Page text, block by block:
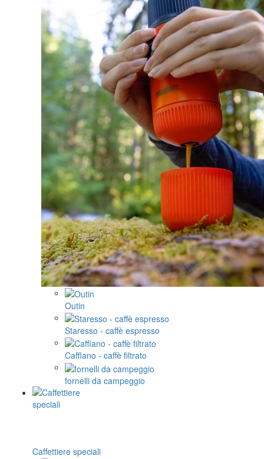
Outin
Staresso - caffè espresso
Cafflano - caffè filtrato
fornelli da campeggio
Caffettiere speciali